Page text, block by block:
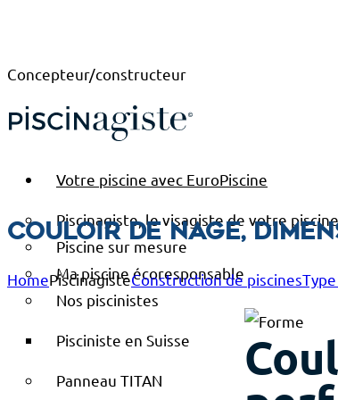
Concepteur/constructeur
Votre piscine avec EuroPiscine
Piscinagiste, le visagiste de votre piscine
Piscine sur mesure
Ma piscine écoresponsable
Nos piscinistes
Pisciniste en Suisse
Panneau TITAN
Couloir de nage,
HomePiscinagisteConstruction de piscines